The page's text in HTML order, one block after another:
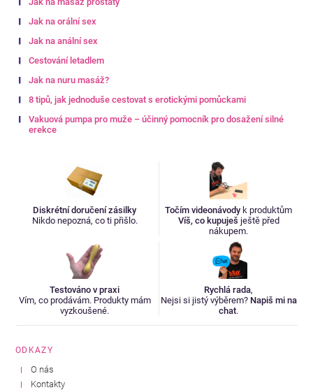
Jak na orální sex
Jak na anální sex
Cestování letadlem
Jak na nuru masáž?
8 tipů, jak jednoduše cestovat s erotickými pomůckami
Vakuová pumpa pro muže – účinný pomocník pro dosažení silné
erekce
Diskrétní doručení zásilky
Nikdo nepozná, co ti přišlo.
Točím videonávody k produktům
Víš, co kupuješ ještě před
nákupem.
Testováno v praxi
Vím, co prodávám. Produkty mám
vyzkoušené.
Rychlá rada,
Nejsi si jistý výběrem? Napiš mi na
chat.
ODKAZY
O nás
Kontakty